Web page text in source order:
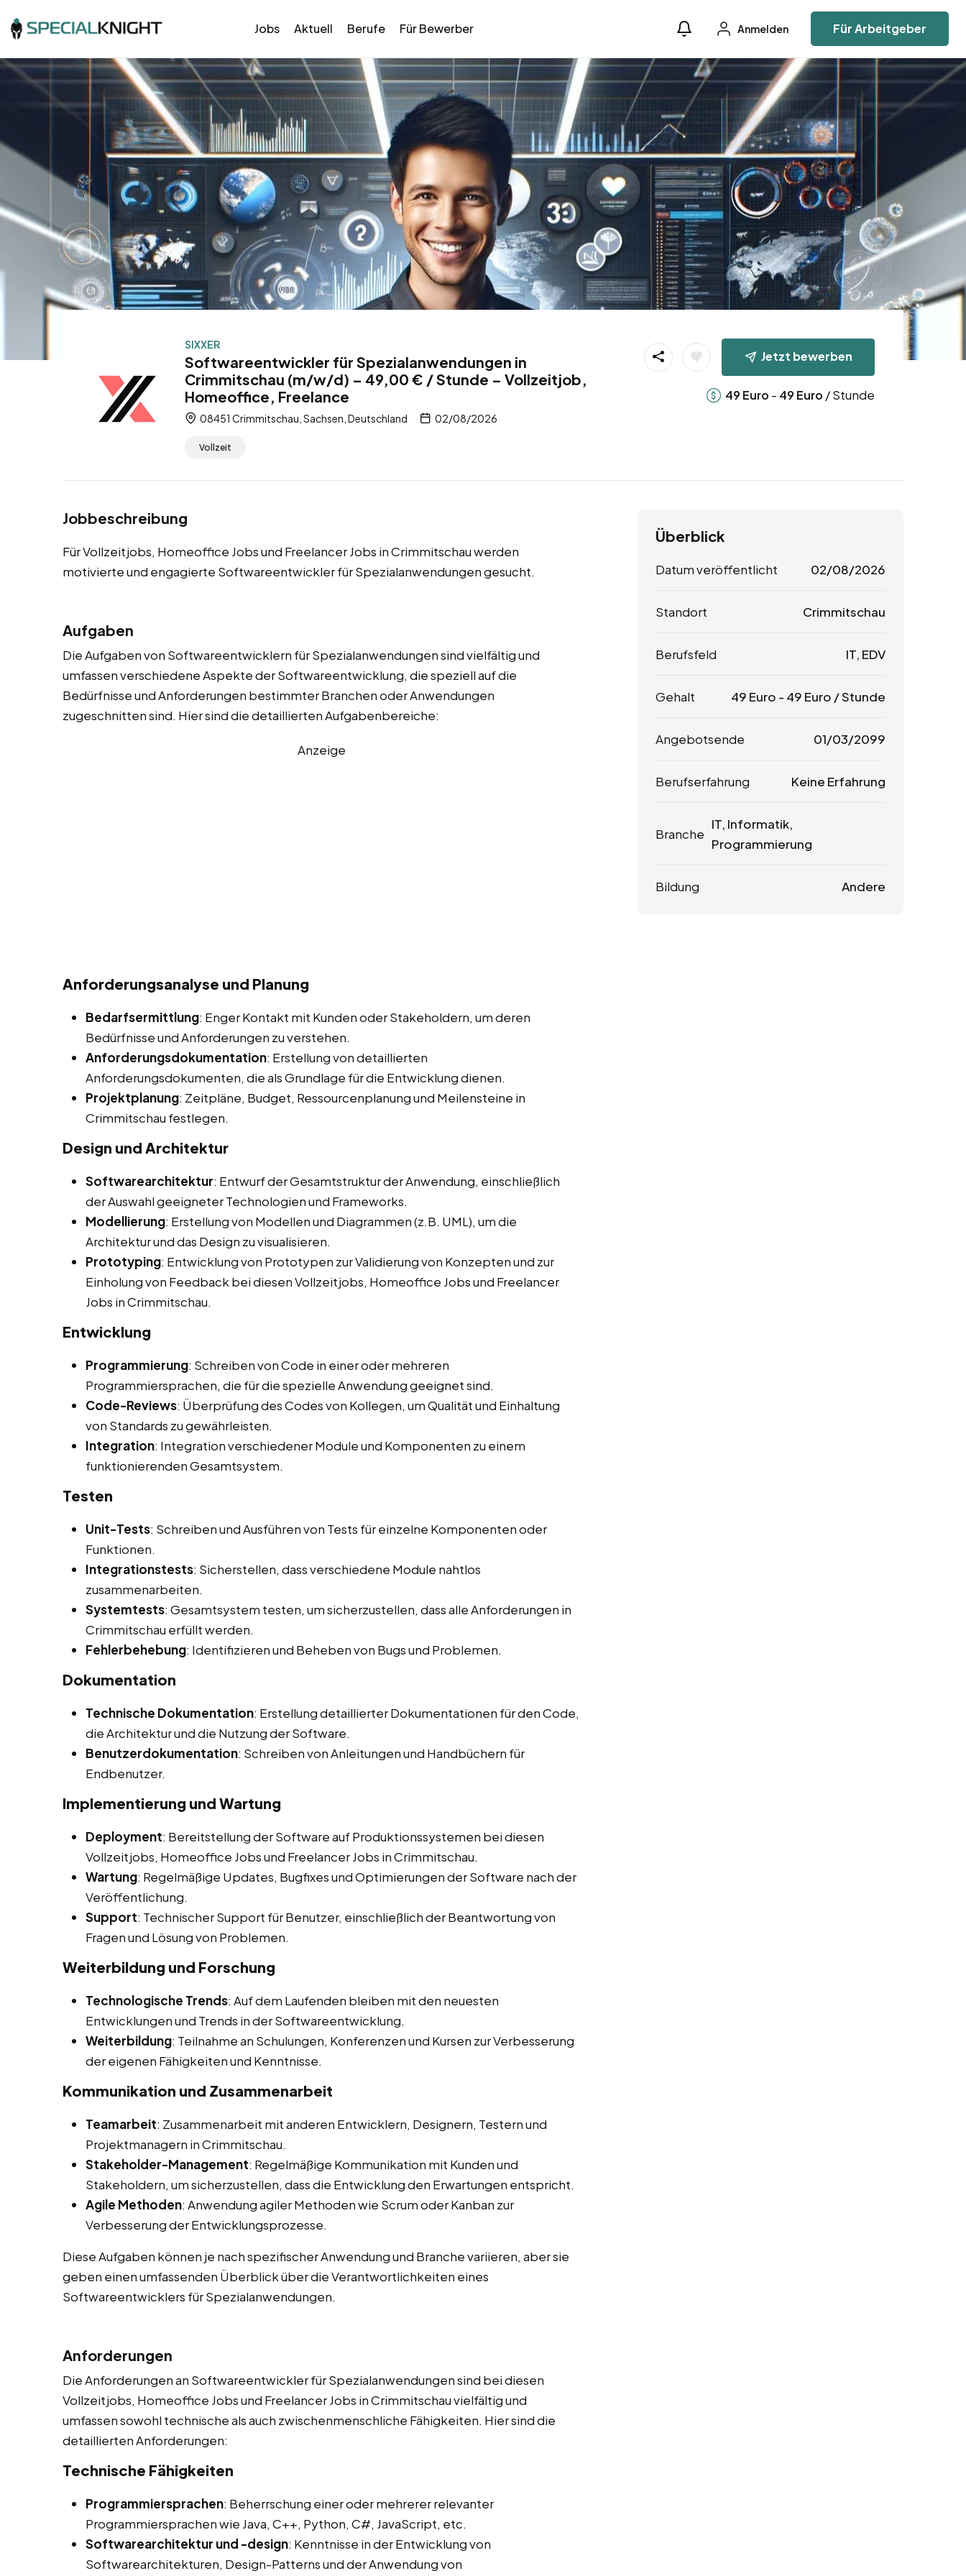
Jobs Aktuell Berufe Für Bewerber Anmelden Für Arbeitgeber
SIXXER
Softwareentwickler für Spezialanwendungen in
Crimmitschau (m/w/d) – 49,00 € / Stunde – Vollzeitjob,
Homeoffice, Freelance
08451 Crimmitschau, Sachsen, Deutschland 02/08/2026
Vollzeit
Jetzt bewerben
49 Euro - 49 Euro / Stunde
Jobbeschreibung
Für Vollzeitjobs, Homeoffice Jobs und Freelancer Jobs in Crimmitschau werden
motivierte und engagierte Softwareentwickler für Spezialanwendungen gesucht.
Aufgaben
Die Aufgaben von Softwareentwicklern für Spezialanwendungen sind vielfältig und
umfassen verschiedene Aspekte der Softwareentwicklung, die speziell auf die
Bedürfnisse und Anforderungen bestimmter Branchen oder Anwendungen
zugeschnitten sind. Hier sind die detaillierten Aufgabenbereiche:
Anzeige
Anforderungsanalyse und Planung
Bedarfsermittlung: Enger Kontakt mit Kunden oder Stakeholdern, um deren
Bedürfnisse und Anforderungen zu verstehen.
Anforderungsdokumentation: Erstellung von detaillierten
Anforderungsdokumenten, die als Grundlage für die Entwicklung dienen.
Projektplanung: Zeitpläne, Budget, Ressourcenplanung und Meilensteine in
Crimmitschau festlegen.
Design und Architektur
Softwarearchitektur: Entwurf der Gesamtstruktur der Anwendung, einschließlich
der Auswahl geeigneter Technologien und Frameworks.
Modellierung: Erstellung von Modellen und Diagrammen (z.B. UML), um die
Architektur und das Design zu visualisieren.
Prototyping: Entwicklung von Prototypen zur Validierung von Konzepten und zur
Einholung von Feedback bei diesen Vollzeitjobs, Homeoffice Jobs und Freelancer
Jobs in Crimmitschau.
Entwicklung
Programmierung: Schreiben von Code in einer oder mehreren
Programmiersprachen, die für die spezielle Anwendung geeignet sind.
Code-Reviews: Überprüfung des Codes von Kollegen, um Qualität und Einhaltung
von Standards zu gewährleisten.
Integration: Integration verschiedener Module und Komponenten zu einem
funktionierenden Gesamtsystem.
Testen
Unit-Tests: Schreiben und Ausführen von Tests für einzelne Komponenten oder
Funktionen.
Integrationstests: Sicherstellen, dass verschiedene Module nahtlos
zusammenarbeiten.
Systemtests: Gesamtsystem testen, um sicherzustellen, dass alle Anforderungen in
Crimmitschau erfüllt werden.
Fehlerbehebung: Identifizieren und Beheben von Bugs und Problemen.
Dokumentation
Technische Dokumentation: Erstellung detaillierter Dokumentationen für den Code,
die Architektur und die Nutzung der Software.
Benutzerdokumentation: Schreiben von Anleitungen und Handbüchern für
Endbenutzer.
Implementierung und Wartung
Deployment: Bereitstellung der Software auf Produktionssystemen bei diesen
Vollzeitjobs, Homeoffice Jobs und Freelancer Jobs in Crimmitschau.
Wartung: Regelmäßige Updates, Bugfixes und Optimierungen der Software nach der
Veröffentlichung.
Support: Technischer Support für Benutzer, einschließlich der Beantwortung von
Fragen und Lösung von Problemen.
Weiterbildung und Forschung
Technologische Trends: Auf dem Laufenden bleiben mit den neuesten
Entwicklungen und Trends in der Softwareentwicklung.
Weiterbildung: Teilnahme an Schulungen, Konferenzen und Kursen zur Verbesserung
der eigenen Fähigkeiten und Kenntnisse.
Kommunikation und Zusammenarbeit
Teamarbeit: Zusammenarbeit mit anderen Entwicklern, Designern, Testern und
Projektmanagern in Crimmitschau.
Stakeholder-Management: Regelmäßige Kommunikation mit Kunden und
Stakeholdern, um sicherzustellen, dass die Entwicklung den Erwartungen entspricht.
Agile Methoden: Anwendung agiler Methoden wie Scrum oder Kanban zur
Verbesserung der Entwicklungsprozesse.
Diese Aufgaben können je nach spezifischer Anwendung und Branche variieren, aber sie
geben einen umfassenden Überblick über die Verantwortlichkeiten eines
Softwareentwicklers für Spezialanwendungen.
Anforderungen
Die Anforderungen an Softwareentwickler für Spezialanwendungen sind bei diesen
Vollzeitjobs, Homeoffice Jobs und Freelancer Jobs in Crimmitschau vielfältig und
umfassen sowohl technische als auch zwischenmenschliche Fähigkeiten. Hier sind die
detaillierten Anforderungen:
Technische Fähigkeiten
Programmiersprachen: Beherrschung einer oder mehrerer relevanter
Programmiersprachen wie Java, C++, Python, C#, JavaScript, etc.
Softwarearchitektur und -design: Kenntnisse in der Entwicklung von
Softwarearchitekturen, Design-Patterns und der Anwendung von
Überblick
Datum veröffentlicht 02/08/2026
Standort Crimmitschau
Berufsfeld IT, EDV
Gehalt 49 Euro - 49 Euro / Stunde
Angebotsende 01/03/2099
Berufserfahrung Keine Erfahrung
Branche
IT, Informatik,
Programmierung
Bildung Andere